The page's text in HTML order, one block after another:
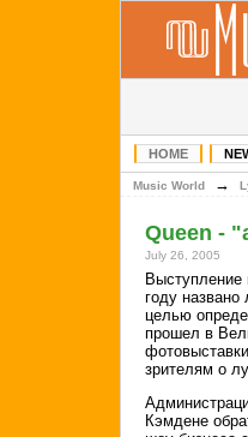
HOME
Music World →
Queen -
July 26, 2005
Выступление
году
целью
прошел в
зрителям о
Кэмдене